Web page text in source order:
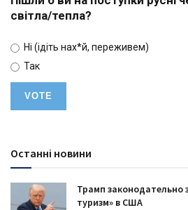
світла/тепла?
Ні (ідіть нах*й, переживем)
Так
Останні новини
Трамп законодательно
туризм» в США